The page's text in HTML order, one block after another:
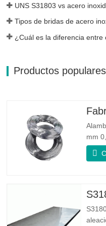
Productos populares
mm